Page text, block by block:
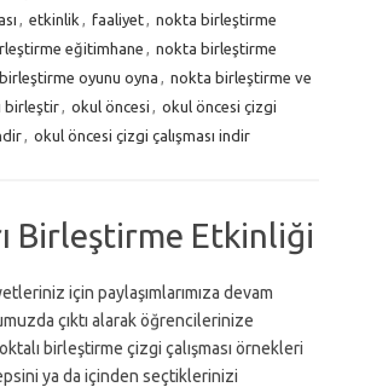
etkinlik faaliyet
nokta birleştirme
eğitimhane
nokta birleştirme
oyunu oyna
nokta birleştirme ve
birleştir okul öncesi
okul öncesi çizgi
okul öncesi çizgi çalışması indir
Birleştirme Etkinliği
için paylaşımlarımıza devam
çıktı alarak öğrencilerinize
birleştirme çizgi çalışması örnekleri
ya da içinden seçtiklerinizi